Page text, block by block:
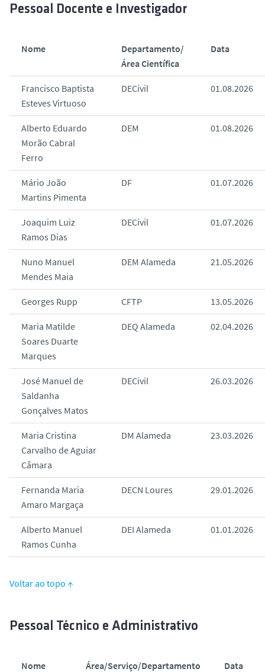
Pessoal Docente e Investigador
Nome
Departamento/
Área Científica
Data
Francisco Baptista
Esteves Virtuoso
DECivil 01.08.2026
Alberto Eduardo
Morão Cabral
Ferro
DEM 01.08.2026
Mário João
Martins Pimenta
DF 01.07.2026
Joaquim Luiz
Ramos Dias
DECivil 01.07.2026
Nuno Manuel
Mendes Maia
DEM Alameda 21.05.2026
Georges Rupp CFTP 13.05.2026
Maria Matilde
Soares Duarte
Marques
DEQ Alameda 02.04.2026
José Manuel de
Saldanha
Gonçalves Matos
DECivil 26.03.2026
Maria Cristina
Carvalho de Aguiar
Câmara
DM Alameda 23.03.2026
Fernanda Maria
Amaro Margaça
DECN Loures 29.01.2026
Alberto Manuel
Ramos Cunha
DEI Alameda 01.01.2026
Voltar ao topo ↑
Pessoal Técnico e Administrativo
Nome Área/Serviço/Departamento Data